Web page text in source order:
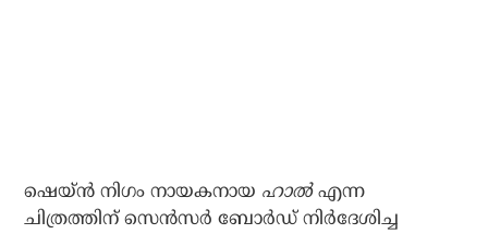
ഷെയ്ന്‍ നിഗം നായകനായ ഹാല്‍എന്ന
ചിത്രത്തിന് സെന്‍സര്‍ ബോര്‍ഡ് നിര്‍ദേശിച്ച